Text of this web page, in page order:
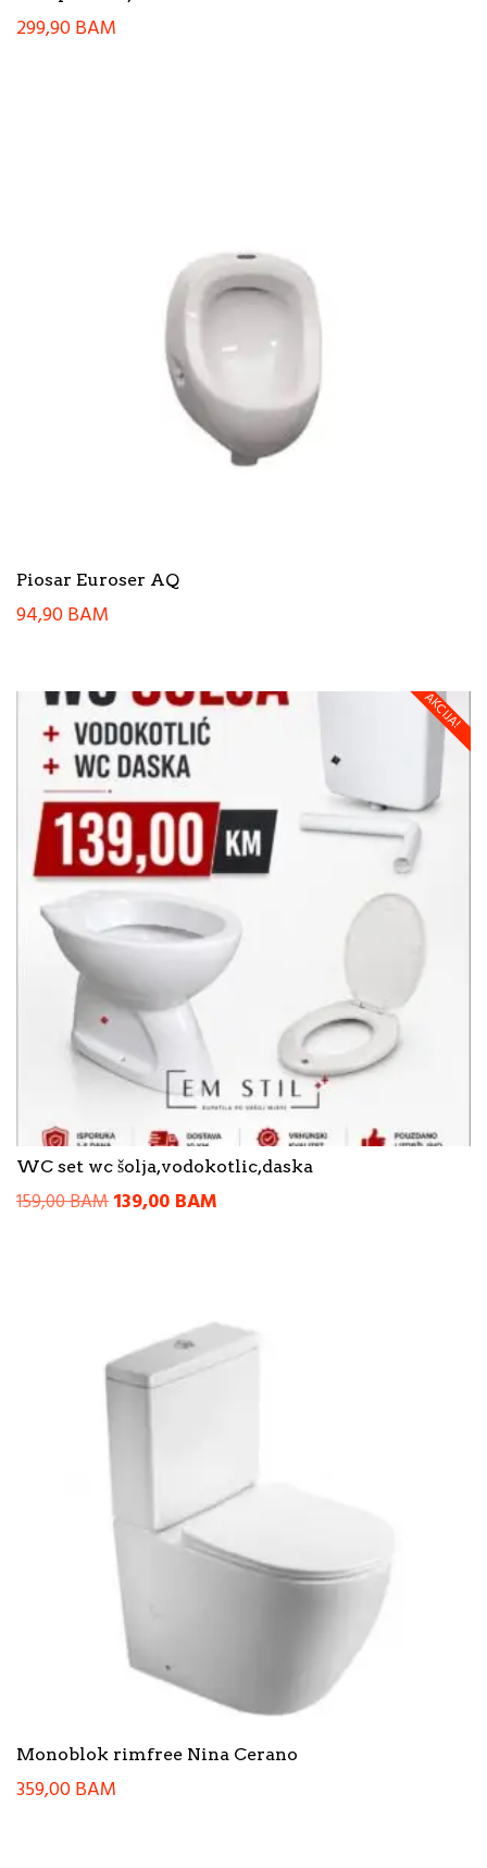
299,90BAM
Piosar Euroser AQ
94,90BAM
AKCIJA!
WC set wc šolja,vodokotlic,daska
159,00BAMOriginal
139,00 BAM
Monoblok rimfree Nina Cerano
359,00BAM